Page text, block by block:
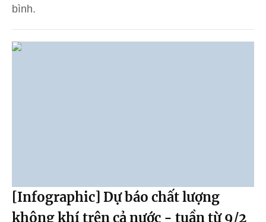
bình.
[Infographic] Dự báo chất lượng
không khí trên cả nước - tuần từ 9/2